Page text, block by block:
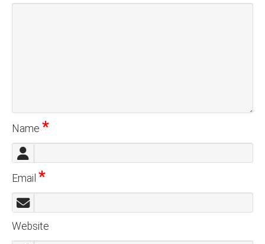
Name *
Email *
Website